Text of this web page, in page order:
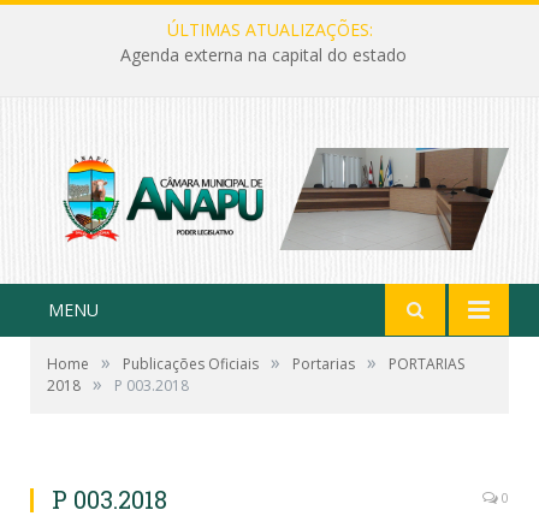
ÚLTIMAS ATUALIZAÇÕES:
Agenda externa na capital do estado
MENU
Home » Publicações Oficiais » Portarias »
PORTARIAS
2018 » P 003.2018
P 003.2018 0